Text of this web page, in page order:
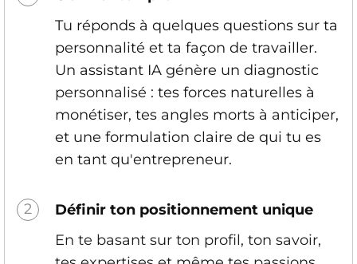
Tu réponds à quelques questions sur ta
personnalité et ta façon de travailler.
Un assistant IA génère un diagnostic
personnalisé : tes forces naturelles à
monétiser, tes angles morts à anticiper,
et une formulation claire de qui tu es
en tant qu'entrepreneur.
2
Définir ton positionnement unique
En te basant sur ton profil, ton savoir,